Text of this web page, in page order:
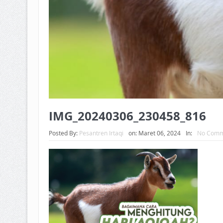
IMG_20240306_230458_816
Posted By: Pesantren Irtaqi on: Maret 06, 2024 In: No